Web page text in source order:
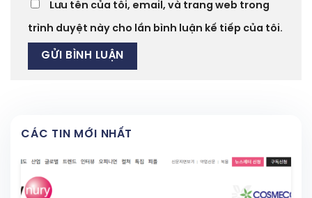
Lưu tên của tôi, email, và trang web trong
trình duyệt này cho lần bình luận kế tiếp của tôi.
CÁC TIN MỚI NHẤT